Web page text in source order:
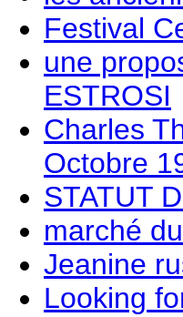
Festival
une
ESTROSI
Charles
Octobre
STATUT
marché
Jeanine
Looking